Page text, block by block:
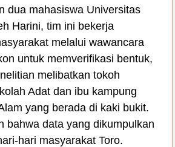
dua mahasiswa Universitas
Harini, tim ini bekerja
melalui wawancara
untuk memverifikasi bentuk,
melibatkan tokoh
Adat dan ibu kampung
yang berada di kaki bukit.
bahwa data yang dikumpulkan
hari masyarakat Toro.